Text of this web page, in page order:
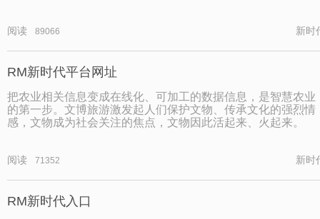
阅读 89066 新时
RM新时代平台网址
把农业相关信息变成在线化、可加工的数据信息，是智慧农业
的第一步。文博旅游激发起人们保护文物、传承文化的强烈情
感，文物成为社会关注的焦点，文物因此活起来、火起来。
阅读 71352 新时
RM新时代入口